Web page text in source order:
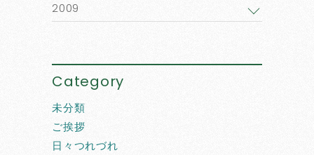
2009
Category
未分類
ご挨拶
日々つれづれ